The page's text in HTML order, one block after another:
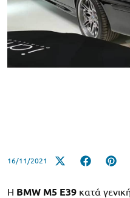
16/11/2021
Η BMW M5 E39 κατά